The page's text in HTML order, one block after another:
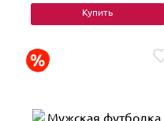
Купить